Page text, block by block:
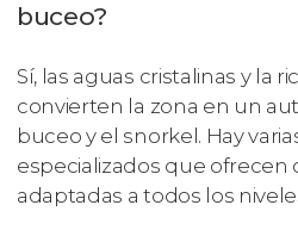
buceo?
Sí, las aguas cristalinas y la
convierten la zona en un
buceo y el snorkel. Hay
especializados que ofrecen
adaptadas a todos los